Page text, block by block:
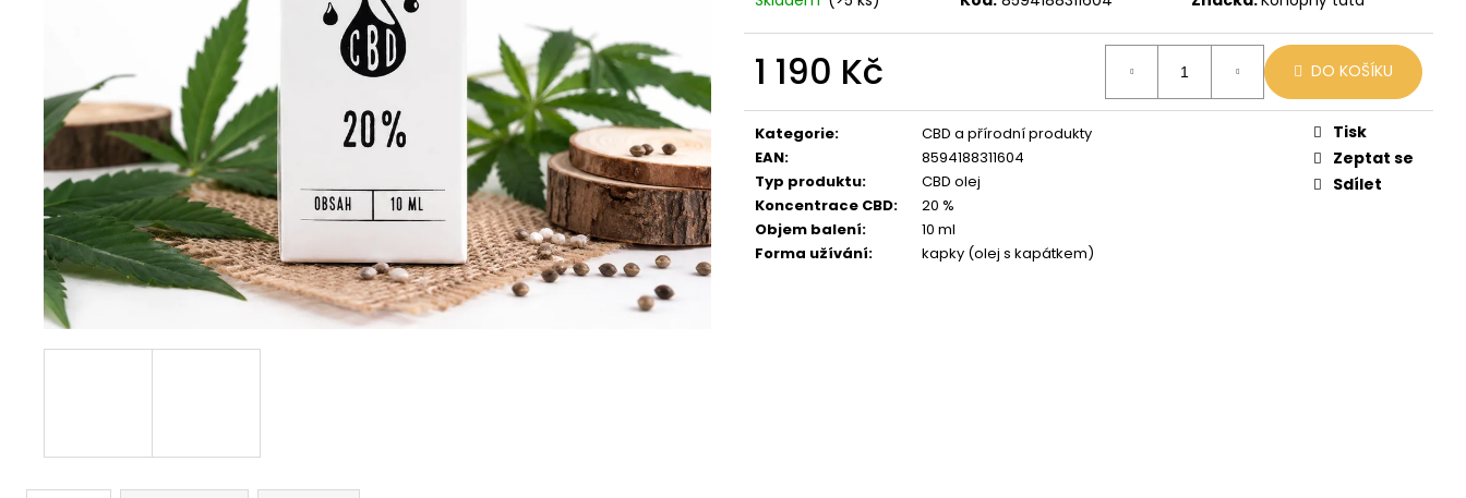
1 190 Kč
cena:
DO KOŠÍKU
Kategorie:
CBD a přírodní produkty
EAN:
8594188311604
Typ produktu:
CBD olej
Koncentrace CBD:
20 %
Objem balení:
10 ml
Forma užívání: kapky (olej s kapátkem)
Tisk
Zeptat se
Sdílet
VENIX PRO CAPPUCINO-X
Původně:169 Kč
79 Kč
Původně: 169 Kč
LIO POD SUMMER MIX
59 Kč
Původně: